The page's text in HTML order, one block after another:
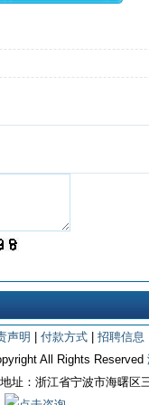
声明 付款方式| 招聘信息
All Rights Reserved
址：浙江省宁波市海曙区